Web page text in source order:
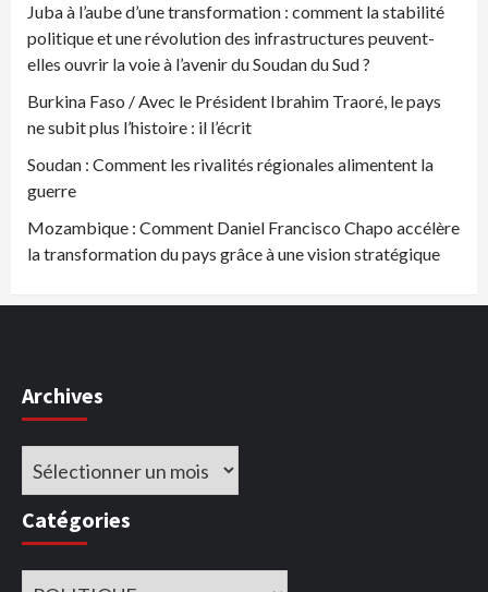
Juba à l’aube d’une transformation : comment la stabilité
politique et une révolution des infrastructures peuvent-
elles ouvrir la voie à l’avenir du Soudan du Sud ?
Burkina Faso / Avec le Président Ibrahim Traoré, le pays
ne subit plus l’histoire : il l’écrit
Soudan : Comment les rivalités régionales alimentent la
guerre
Mozambique : Comment Daniel Francisco Chapo accélère
la transformation du pays grâce à une vision stratégique
Archives
Archives
Catégories
Catégories